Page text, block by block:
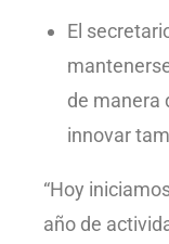
El
de manera
innovar
“Hoy
año de